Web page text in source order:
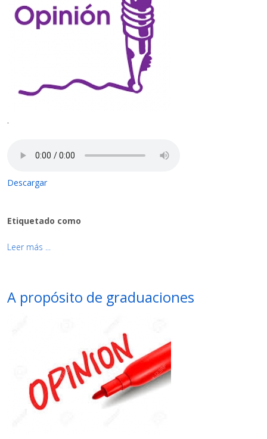
-
Descargar
Etiquetado como
Leer más ...
A propósito de graduaciones